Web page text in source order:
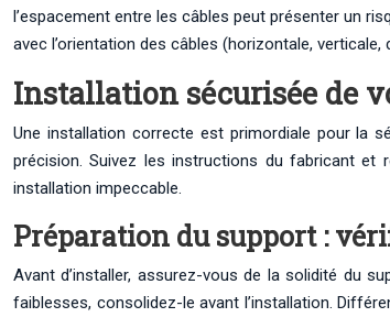
l’espacement entre les câbles peut présenter un
avec l’orientation des câbles (horizontale,
Installation sécurisée de
Une installation correcte est primordiale pour la
précision. Suivez les instructions du fabricant et
installation impeccable.
Préparation du support :
Avant d’installer, assurez-vous de la solidité du
faiblesses, consolidez-le avant l’installation.